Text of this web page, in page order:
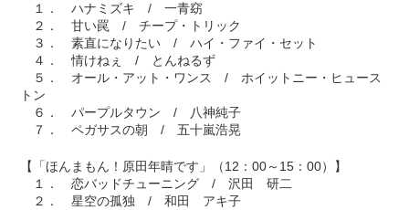
１． ハナミズキ / 一青窈
２． 甘い罠 / チープ・トリック
３． 素直になりたい / ハイ・ファイ・セット
４． 情けねぇ / とんねるず
５． オール・アット・ワンス / ホイットニー・ヒュース
トン
６． パープルタウン / 八神純子
７． ペガサスの朝 / 五十嵐浩晃
【「ほんまもん！原田年晴です」（12：00～15：00）】
１． 恋バッドチューニング / 沢田 研二
２． 星空の孤独 / 和田 アキ子